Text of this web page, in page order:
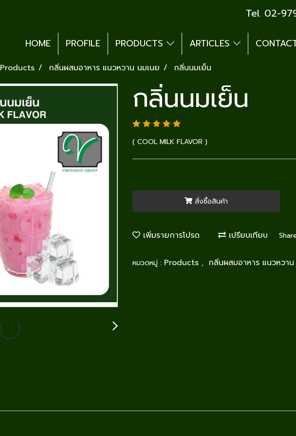
Tel. 02-
HOME PROFILE PRODUCTS ARTICLES
Products กลิ่นผสมอาหาร แนวหวาน นมเนย กลิ่นนมเย็น
กลิ่นนมเย็น
( COOL MILK FLAVOR )
สั่งซื้อสินค้า
เพิ่มรายการโปรด เปรียบเทียบ
หมวดหมู่ : Products , กลิ่นผสมอาหาร แนวหวา